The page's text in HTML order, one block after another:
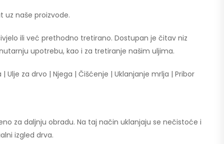
naše proizvode.
ili već prethodno tretirano. Dostupan je čitav niz
upotrebu, kao i za tretiranje našim uljima.
za drvo | Njega | Čišćenje | Uklanjanje mrlja | Pribor
za daljnju obradu. Na taj način uklanjaju se nečistoće i
izgled drva.